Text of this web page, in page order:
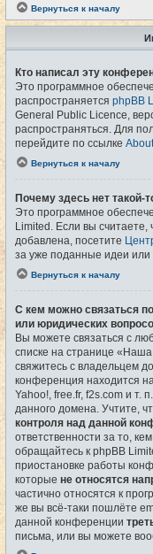
Вернуться к началу
Кто написал эту
Это программное
распространяется phpBB
General Public Licence,
распространяться. Для
перейдите по ссылке
Вернуться к началу
Почему здесь нет такой-
Это программное
Limited. Если вы считаете,
добавлена, посетите
за уже поданные идеи или
Вернуться к началу
С кем можно связаться
или юридических
Вы можете связаться с
списке на странице
свяжитесь с владельцем
конференция находится
Yahoo!, free.fr, f2s.com и т.
данного домена. Учтите,
контроля над данной
ответственности за то,
обращайтесь к phpBB
приостановке работы
которые не относятся
частично относятся к
же вы всё-таки пошлёте
данной конференции
письма, или вы можете